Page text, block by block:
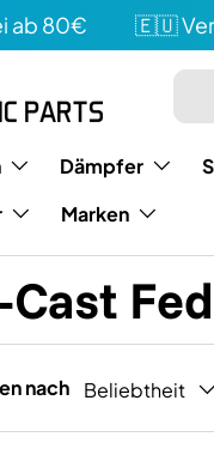
80€ 🇪🇺
Art
Dämpfer
Marken
Cast
nach Beliebtheit